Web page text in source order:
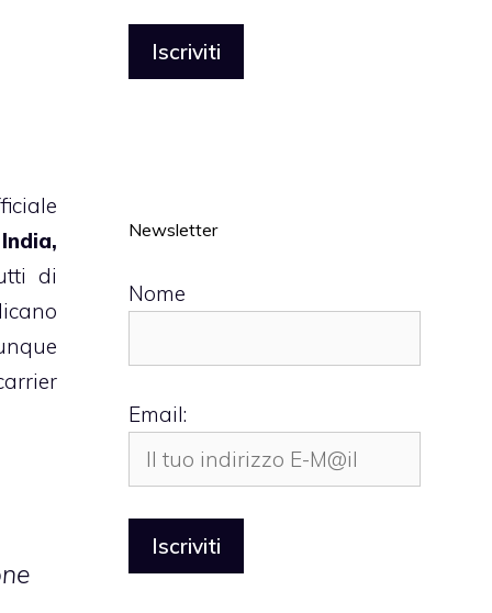
di
Newsletter
Nome
Email: